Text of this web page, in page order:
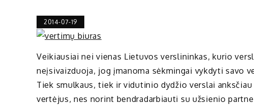
2014-07-19
Veikiausiai nei vienas Lietuvos verslininkas, kurio
neįsivaizduoja, jog įmanoma sėkmingai vykdyti savo
Tiek smulkaus, tiek ir vidutinio dydžio verslai
vertėjus, nes norint bendradarbiauti su užsienio